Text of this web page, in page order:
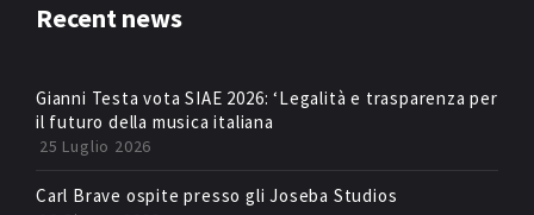
Recent news
Gianni Testa vota SIAE 2026: ‘Legalità e trasparenza per
il futuro della musica italiana
25 Luglio 2026
Carl Brave ospite presso gli Joseba Studios